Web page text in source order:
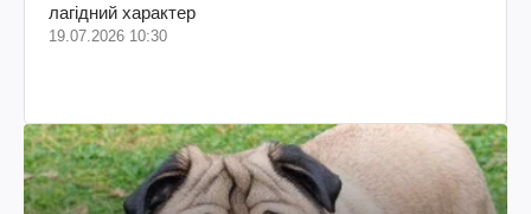
лагідний характер
19.07.2026 10:30